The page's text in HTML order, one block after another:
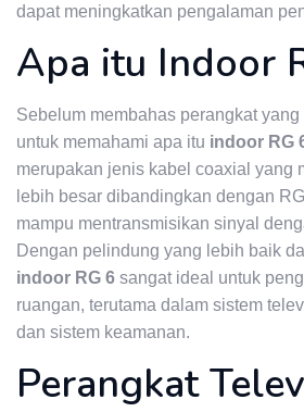
dapat meningkatkan pengalaman
Apa itu Indoor
Sebelum membahas perangkat
untuk memahami apa itu indoor RG
merupakan jenis kabel coaxial yang
lebih besar dibandingkan dengan
mampu mentransmisikan sinyal
Dengan pelindung yang lebih baik
indoor RG 6 sangat ideal untuk
ruangan, terutama dalam sistem
dan sistem keamanan.
Perangkat